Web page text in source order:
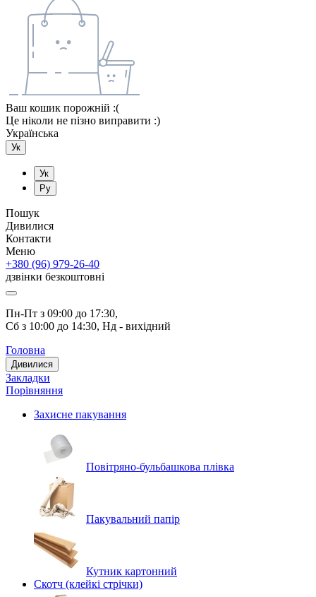
Ваш кошик порожній :(
Це ніколи не пізно виправити :)
Українська
Ук
Ук
Ру
Пошук
Дивилися
Контакти
Меню
+380 (96) 979-26-40
дзвінки безкоштовні
Пн-Пт з 09:00 до 17:30,
Сб з 10:00 до 14:30, Нд - вихідний
Головна
Дивилися
Закладки
Порівняння
Захисне пакування
Повітряно-бульбашкова плівка
Пакувальний папір
Кутник картонний
Скотч (клейкі стрічки)